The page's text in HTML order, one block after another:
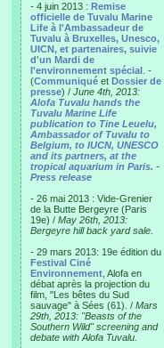
- 4 juin 2013 : Remise
officielle de Tuvalu Marine
Life à l'Ambassadeur de
Tuvalu à Bruxelles, Unesco,
UICN, et partenaires, suivie
d'un Mardi de
l'environnement spécial . -
(Communiqué et Dossier de
presse) / June 4th, 2013:
Alofa Tuvalu hands the
Tuvalu Marine Life
publication to Tine Leuelu,
Ambassador of Tuvalu to
Belgium, to IUCN, UNESCO
and its partners, at the
tropical aquarium in Paris. -
Press release
- 26 mai 2013 : Vide-Grenier
de la Butte Bergeyre (Paris
19e) / May 26th, 2013:
Bergeyre hill back yard sale.
- 29 mars 2013: 19e édition du
Festival Ciné
Environnement , Alofa en
débat après la projection du
film, "Les bêtes du Sud
sauvage" à Sées (61). / Mars
29th, 2013: "Beasts of the
Southern Wild" screening and
debate with Alofa Tuvalu.